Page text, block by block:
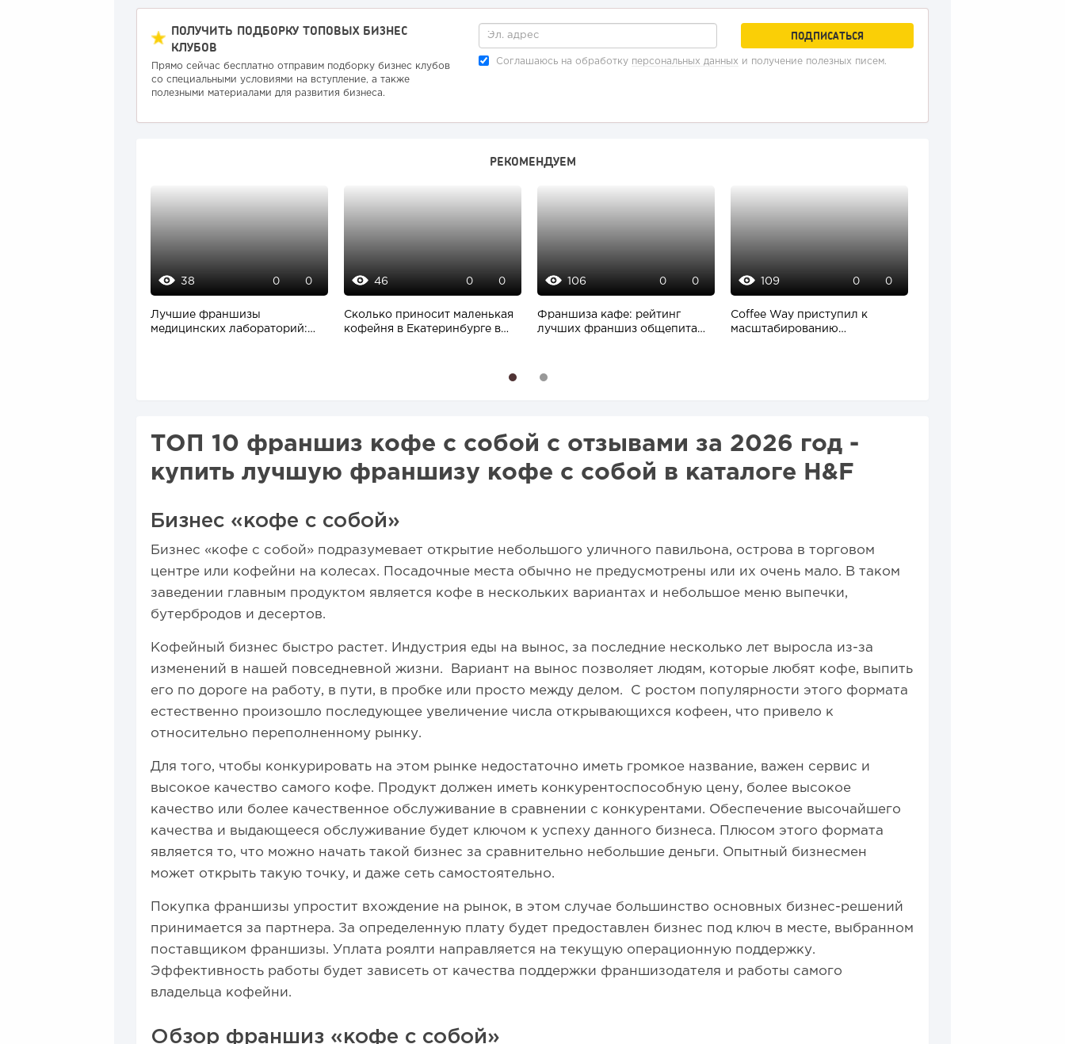
ПОЛУЧИТЬ ПОДБОРКУ ТОПОВЫХ БИЗНЕС
КЛУБОВ
Прямо сейчас бесплатно отправим подборку бизнес клубов
со специальными условиями на вступление, а также
полезными материалами для развития бизнеса.
Соглашаюсь на обработку персональных данных и получение полезных писем.
РЕКОМЕНДУЕМ
38 0 0
Лучшие франшизы
медицинских лабораторий:
46 0 0
Сколько приносит маленькая
кофейня в Екатеринбурге в
106 0 0
Франшиза кафе: рейтинг
лучших франшиз общепита
109 0 0
Coffee Way приступил к
масштабированию
1 2
ТОП 10 франшиз кофе с собой с отзывами за 2026 год -
купить лучшую франшизу кофе с собой в каталоге H&F
Бизнес «кофе с собой»
Бизнес «кофе с собой» подразумевает открытие небольшого уличного павильона, острова в торговом
центре или кофейни на колесах. Посадочные места обычно не предусмотрены или их очень мало. В таком
заведении главным продуктом является кофе в нескольких вариантах и небольшое меню выпечки,
бутербродов и десертов.
Кофейный бизнес быстро растет. Индустрия еды на вынос, за последние несколько лет выросла из-за
изменений ​​в нашей повседневной жизни. Вариант на вынос позволяет людям, которые любят кофе, выпить
его по дороге на работу, в пути, в пробке или просто между делом. С ростом популярности этого формата
естественно произошло последующее увеличение числа открывающихся кофеен, что привело к
относительно переполненному рынку.
Для того, чтобы конкурировать на этом рынке недостаточно иметь громкое название, важен сервис и
высокое качество самого кофе. Продукт должен иметь конкурентоспособную цену, более высокое
качество или более качественное обслуживание в сравнении с конкурентами. Обеспечение высочайшего
качества и выдающееся обслуживание будет ключом к успеху данного бизнеса. Плюсом этого формата
является то, что можно начать такой бизнес за сравнительно небольшие деньги. Опытный бизнесмен
может открыть такую точку, и даже сеть самостоятельно.
Покупка франшизы упростит вхождение на рынок, в этом случае большинство основных бизнес-решений
принимается за партнера. За определенную плату будет предоставлен бизнес под ключ в месте, выбранном
поставщиком франшизы. Уплата роялти направляется на текущую операционную поддержку.
Эффективность работы будет зависеть от качества поддержки франшизодателя и работы самого
владельца кофейни.
Обзор франшиз «кофе с собой»